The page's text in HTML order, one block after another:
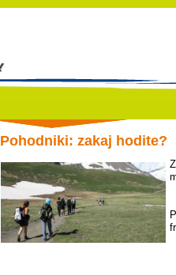
Pohodniki: zakaj hodite?